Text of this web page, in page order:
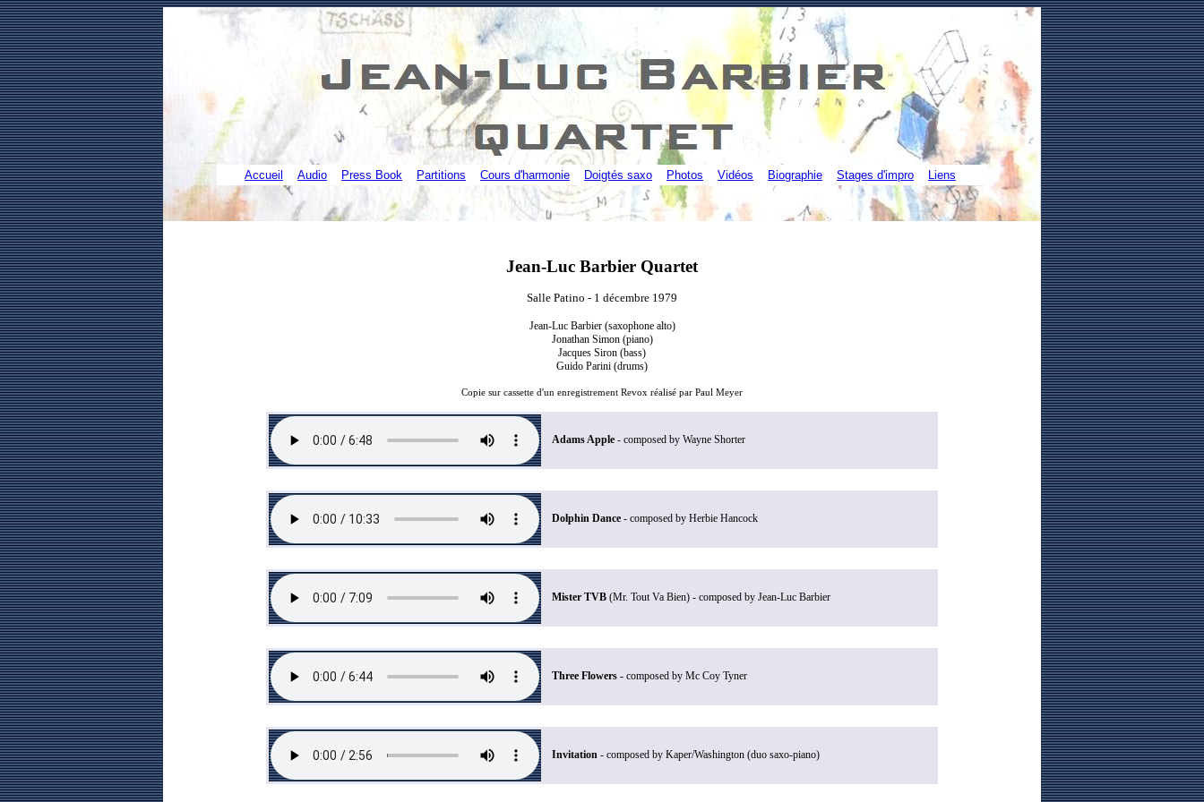
Accueil Audio Press Book Partitions Cours d'harmonie Doigtés saxo Photos Vidéos Biographie Stages d'impro Liens
Jean-Luc Barbier Quartet
Salle Patino - 1 décembre 1979
Jean-Luc Barbier (saxophone alto)
Jonathan Simon (piano)
Jacques Siron (bass)
Guido Parini (drums)
Copie sur cassette d'un enregistrement Revox réalisé par Paul Meyer
Adams Apple - composed by Wayne Shorter
Dolphin Dance - composed by Herbie Hancock
Mister TVB (Mr. Tout Va Bien) - composed by Jean-Luc Barbier
Three Flowers - composed by Mc Coy Tyner
Invitation - composed by Kaper/Washington (duo saxo-piano)